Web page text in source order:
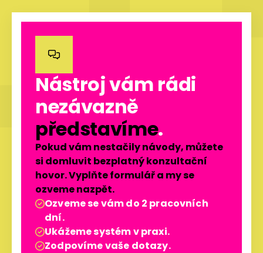

Nástroj vám rádi
nezávazně
představíme.
Pokud vám nestačily návody, můžete
si domluvit bezplatný konzultační
hovor. Vyplňte formulář a my se
ozveme nazpět.
Ozveme se vám do 2 pracovních
dní.
Ukážeme systém v praxi.
Zodpovíme vaše dotazy.